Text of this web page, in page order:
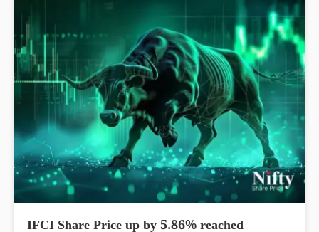
IFCI Share Price up by 5.86% reached